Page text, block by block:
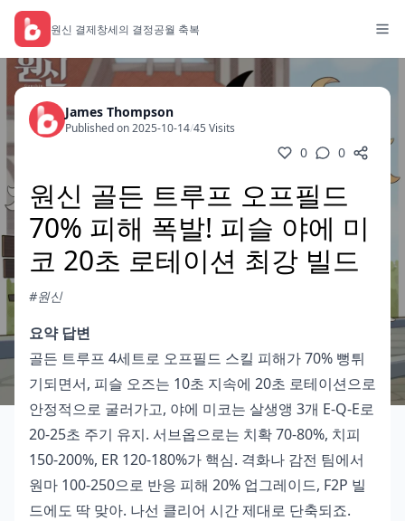
원신 결제창세의 결정공월 축복
James Thompson
Published on 2025-10-14/45 Visits
0 0
원신 골든 트루프 오프필드
70% 피해 폭발! 피슬 야에 미
코 20초 로테이션 최강 빌드
#원신
요약 답변
골든 트루프 4세트로 오프필드 스킬 피해가 70% 뻥튀
기되면서, 피슬 오즈는 10초 지속에 20초 로테이션으로
안정적으로 굴러가고, 야에 미코는 살생앵 3개 E-Q-E로
20-25초 주기 유지. 서브옵으로는 치확 70-80%, 치피
150-200%, ER 120-180%가 핵심. 격화나 감전 팀에서
원마 100-250으로 반응 피해 20% 업그레이드, F2P 빌
드에도 딱 맞아. 나선 클리어 시간 제대로 단축되죠.